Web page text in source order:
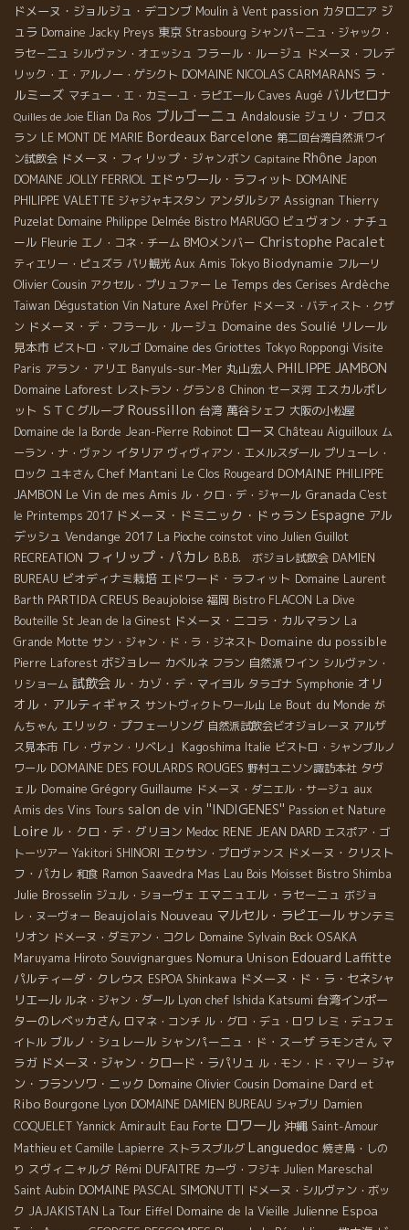
ドメーヌ・ジョルジュ・デコンブ Moulin à Vent passion カタロニア ジ
ュラ Domaine Jacky Preys 東京 Strasbourg シャンパ－ニュ・ジャック・
ラセ－ニュ シルヴァン・オエッシュ フラール・ルージュ ドメーヌ・フレデ
リック・エ・アルノー・ゲシクト DOMAINE NICOLAS CARMARANS ラ・
ルミーズ マチュー・エ・カミーユ・ラピエール Caves Augé バルセロナ
Quilles de Joie Elian Da Ros ブルゴーニュ Andalousie ジュリ・ブロス
ラン LE MONT DE MARIE Bordeaux Barcelone 第二回台湾自然派ワイ
ン試飲会 ドメーヌ・フィリップ・ジャンボン Capitaine Rhône Japon
DOMAINE JOLLY FERRIOL エドゥワール・ラフィット DOMAINE
PHILIPPE VALETTE ジャジャキスタン アンダルシア Assignan Thierry
Puzelat Domaine Philippe Delmée Bistro MARUGO ビュヴォン・ナチュ
ール Fleurie エノ・コネ・チーム BMOメンバー Christophe Pacalet
ティエリー・ピュズラ パリ観光 Aux Amis Tokyo Biodynamie フルーリ
Olivier Cousin アクセル・プリュファー Le Temps des Cerises Ardèche
Taiwan Dégustation Vin Nature Axel Prϋfer ドメーヌ・バティスト・クザ
ン ドメーヌ・デ・フラール・ルージュ Domaine des Soulié リレール
見本市 ビストロ・マルゴ Domaine des Griottes Tokyo Roppongi Visite
Paris アラン・アリエ Banyuls-sur-Mer 丸山宏人 PHILIPPE JAMBON
Domaine Laforest レストラン・グラン８ Chinon セーヌ河 エスカルポレ
ット ＳＴＣグループ Roussillon 台湾 萬谷シェフ 大阪の小松屋
Domaine de la Borde Jean-Pierre Robinot ローヌ Château Aiguilloux ム
ーラン・ナ・ヴァン イタリア ヴィヴィアン・エメルスダール プリューレ・
ロック ユキさん Chef Mantani Le Clos Rougeard DOMAINE PHILIPPE
JAMBON Le Vin de mes Amis ル・クロ・デ・ジャール Granada C'est
le Printemps 2017 ドメーヌ・ドミニック・ドゥラン Espagne アル
デッシュ Vendange 2017 La Pioche coinstot vino Julien Guillot
RECREATION フィリップ・パカレ B.B.B. ボジョレ試飲会 DAMIEN
BUREAU ビオディナミ栽培 エドワード・ラフィット Domaine Laurent
Barth PARTIDA CREUS Beaujoloise 福岡 Bistro FLACON La Dive
Bouteille St Jean de la Ginest ドメーヌ・ニコラ・カルマラン La
Grande Motte サン・ジャン・ド・ラ・ジネスト Domaine du possible
Pierre Laforest ボジョレー カベルネ フラン 自然派ワイン シルヴァン・
リショーム 試飲会 ル・カゾ・デ・マイヨル タラゴナ Symphonie オリ
オル・アルティギャス サントヴィクトワール山 Le Bout du Monde が
んちゃん エリック・プフェーリング 自然派試飲会ビオジョレーヌ アルザ
ス見本市「レ・ヴァン・リベレ」
Kagoshima Italie ビストロ・シャンブルノ
ワール DOMAINE DES FOULARDS ROUGES 野村ユニソン諏訪本社 タヴ
ェル Domaine Grégory Guillaume ドメーヌ・ダニエル・サージュ aux
Amis des Vins Tours salon de vin ''INDIGENES'' Passion et Nature
Loire ル・クロ・デ・グリヨン Medoc RENE JEAN DARD エスポア・ゴ
トーツアー Yakitori SHINORI エクサン・プロヴァンス ドメーヌ・クリスト
フ・パカレ 和食 Ramon Saavedra Mas Lau Bois Moisset Bistro Shimba
Julie Brosselin ジュル・ショーヴェ エマニュエル・ラセーニュ ボジョ
レ・ヌーヴォー Beaujolais Nouveau マルセル・ラピエール サンテミ
リオン ドメーヌ・ダミアン・コクレ Domaine Sylvain Bock OSAKA
Maruyama Hiroto Souvignargues Nomura Unison Edouard Laffitte
パルティーダ・クレウス ESPOA Shinkawa ドメーヌ・ド・ラ・セネシャ
リエール ルネ・ジャン・ダール Lyon chef Ishida Katsumi 台湾インポー
ターのレベッカさん ロマネ・コンチ ル・グロ・デュ・ロワ レミ・デュフェ
イトル ブルノ・シュレール シャンパーニュ・ド・スーザ ラモンさん マ
ラガ ドメーヌ・ジャン・クロード・ラパリュ ル・モン・ド・マリー ジャ
ン・フランソワ・ニック Domaine Olivier Cousin Domaine Dard et
Ribo Bourgone Lyon DOMAINE DAMIEN BUREAU シャブリ Damien
COQUELET Yannick Amirault Eau Forte ロワール 沖縄 Saint-Amour
Mathieu et Camille Lapierre ストラスブルグ Languedoc 焼き鳥・しの
り スヴィニャルグ Rémi DUFAITRE カーヴ・フジキ Julien Mareschal
Saint Aubin DOMAINE PASCAL SIMONUTTI ドメーヌ・シルヴァン・ボッ
ク JAJAKISTAN La Tour Eiffel Domaine de la Vieille Julienne Espoa